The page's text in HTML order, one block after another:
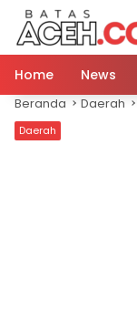
Langsung
konten
Home
News
Beranda Daerah
Daerah